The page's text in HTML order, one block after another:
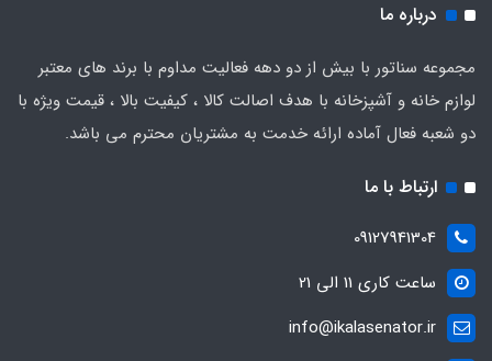
درباره ما
مجموعه سناتور با بیش از دو دهه فعالیت مداوم با برند های معتبر
لوازم خانه و آشپزخانه با هدف اصالت کالا ، کیفیت بالا ، قیمت ویژه با
دو شعبه فعال آماده ارائه خدمت به مشتریان محترم می باشد.
ارتباط با ما
09127941304
ساعت کاری 11 الی 21
info@ikalasenator.ir